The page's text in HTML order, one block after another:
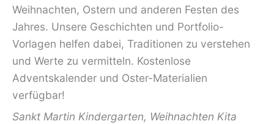
Weihnachten, Ostern und anderen Festen des
Jahres. Unsere Geschichten und Portfolio-
Vorlagen helfen dabei, Traditionen zu verstehen
und Werte zu vermitteln. Kostenlose
Adventskalender und Oster-Materialien
verfügbar!
Sankt Martin Kindergarten, Weihnachten Kita